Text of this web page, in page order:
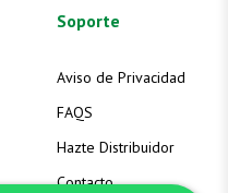
Soporte
Aviso de Privacidad
FAQS
Hazte Distribuidor
Contacto